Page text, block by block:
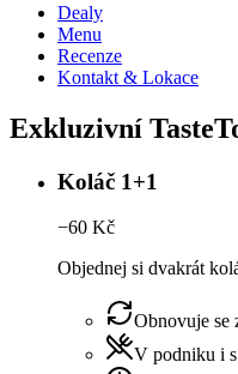
Dealy
Menu
Recenze
Kontakt & Lokace
Exkluzivní
Koláč 1+1
−60 Kč
Objednej si dvakrát
Obnovuje se
V podniku i s